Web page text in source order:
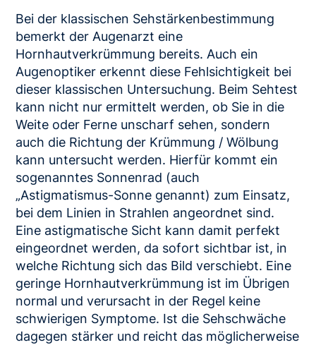
Bei der klassischen Sehstärkenbestimmung
bemerkt der Augenarzt eine
Hornhautverkrümmung bereits. Auch ein
Augenoptiker erkennt diese Fehlsichtigkeit bei
dieser klassischen Untersuchung. Beim Sehtest
kann nicht nur ermittelt werden, ob Sie in die
Weite oder Ferne unscharf sehen, sondern
auch die Richtung der Krümmung / Wölbung
kann untersucht werden. Hierfür kommt ein
sogenanntes Sonnenrad (auch
„Astigmatismus-Sonne genannt) zum Einsatz,
bei dem Linien in Strahlen angeordnet sind.
Eine astigmatische Sicht kann damit perfekt
eingeordnet werden, da sofort sichtbar ist, in
welche Richtung sich das Bild verschiebt. Eine
geringe Hornhautverkrümmung ist im Übrigen
normal und verursacht in der Regel keine
schwierigen Symptome. Ist die Sehschwäche
dagegen stärker und reicht das möglicherweise